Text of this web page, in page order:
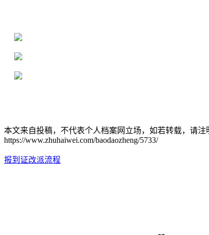
本文来自投稿，不代表个人档案网立场，如若转载，请注
https://www.zhuhaiwei.com/baodaozheng/5733/
报到证改派流程